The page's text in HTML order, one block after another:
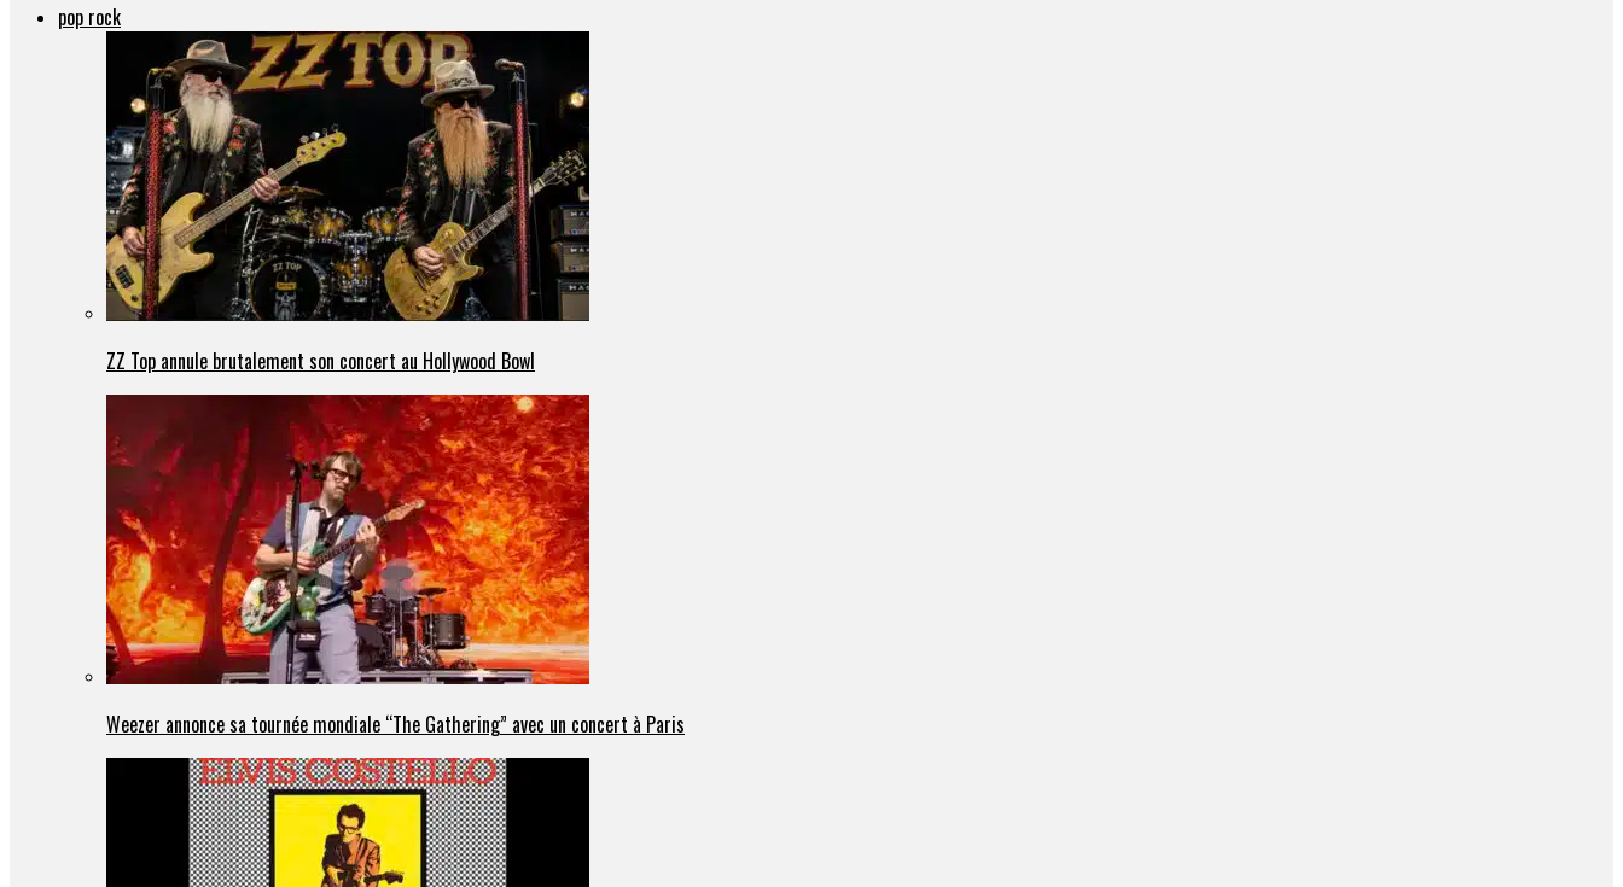
pop rock
ZZ Top annule brutalement son concert au Hollywood Bowl
Weezer annonce sa tournée mondiale “The Gathering” avec un concert à Paris